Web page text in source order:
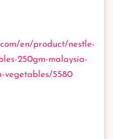
en/product/nestle-
250gm-malaysia-
vegetables/5580